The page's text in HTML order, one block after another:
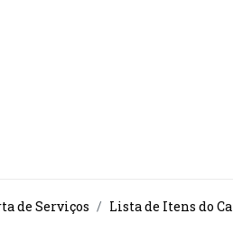
de Serviços
Lista de Itens do